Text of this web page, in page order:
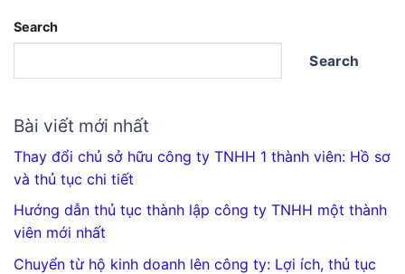
Search
Search
Bài viết mới nhất
Thay đổi chủ sở hữu công ty TNHH 1 thành viên: Hồ sơ
và thủ tục chi tiết
Hướng dẫn thủ tục thành lập công ty TNHH một thành
viên mới nhất
Chuyển từ hộ kinh doanh lên công ty: Lợi ích, thủ tục